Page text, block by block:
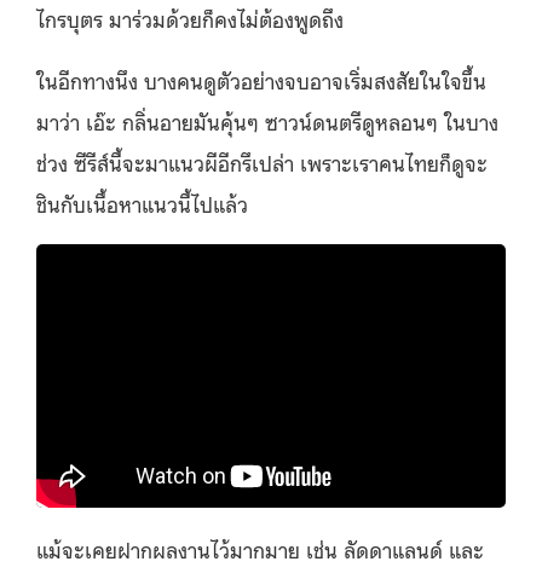
ไกรบุตร มาร่วมด้วยก็คงไม่ต้องพูดถึง
ในอีกทางนึง บางคนดูตัวอย่างจบอาจเริ่มสงสัยในใจขึ้น
มาว่า เอ๊ะ กลิ่นอายมันคุ้นๆ ซาวน์ดนตรีดูหลอนๆ ในบาง
ช่วง ซีรีส์นี้จะมาแนวผีอีกรึเปล่า เพราะเราคนไทยก็ดูจะ
ชินกับเนื้อหาแนวนี้ไปแล้ว
แม้จะเคยฝากผลงานไว้มากมาย เช่น ลัดดาแลนด์ และ